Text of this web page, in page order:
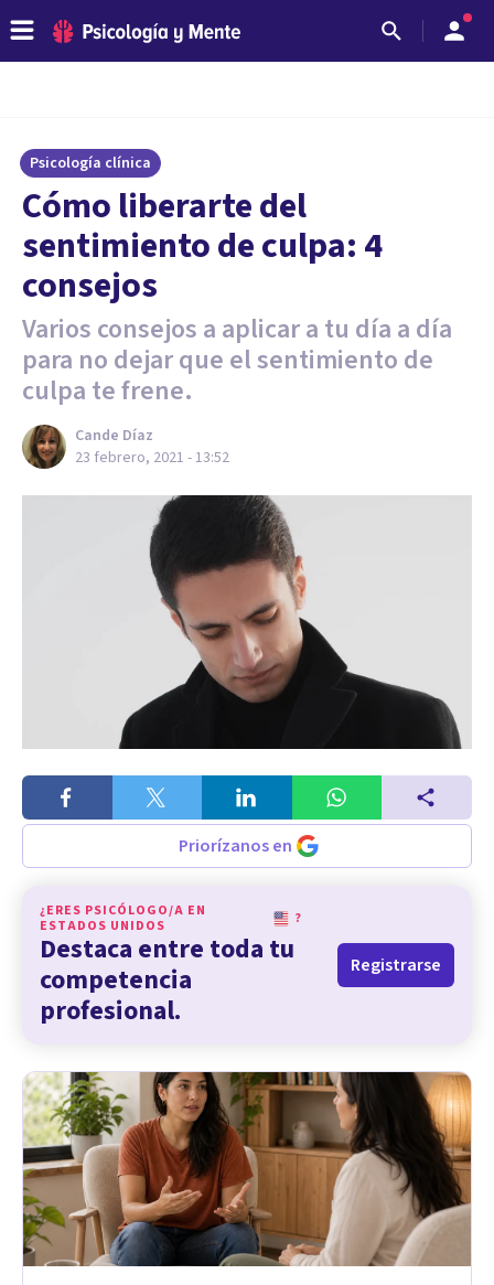
Psicología clínica
Cómo liberarte del
sentimiento de culpa: 4
consejos
Varios consejos a aplicar a tu día a día
para no dejar que el sentimiento de
culpa te frene.
Cande Díaz
23 febrero, 2021 - 13:52
Priorízanos en
¿ERES PSICÓLOGO/A EN
ESTADOS UNIDOS
?
Destaca entre toda tu
competencia
profesional.
Registrarse